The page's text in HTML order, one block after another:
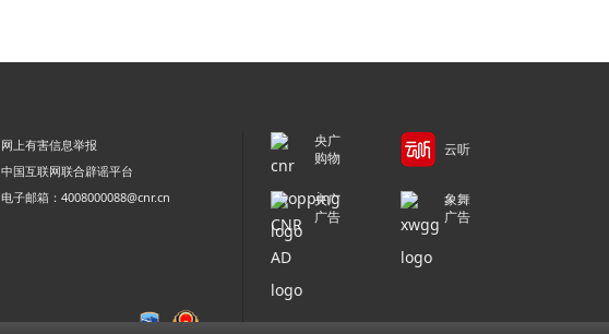
网上有害信息举报
中国互联网联合辟谣平台
电子邮箱：4008000088@cnr.cn
央广
购物
云听
央广
广告
象舞
广告